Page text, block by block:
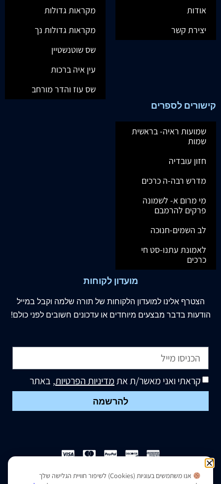
אודות
יצירת קשר
מקראות גדולות
מקראות גדולות נך
שס שוטנשטיין
עין איה ברכות
שס עוז והדר מורחב
קישורים לספרים
שמועות ראיה- בראשית
שמות
חזון עובדיה
מדרש רבה-ה כרכים
מי מרום א- לשמונה
פרקים להרמבם
לב השמים-חנוכה
לאמונת עתנו-סט חי
כרכים
מועדון לקוחות
הצטרף אלינו למועדון הלקוחות של תורה שלמה וקבל במייל
הודעות בדבר מבצעים מיוחדים או עדכונים חשובים לפני כולם!
קראתי ואני מאשר/ת אתמדיניות הפרטיות, באתר
להרשמה
הצהרת נגישות|מדיניות פרטיות
אנו משתמשים בעוגיות (Cookies) לשיפור חוויית הגלישה שלך